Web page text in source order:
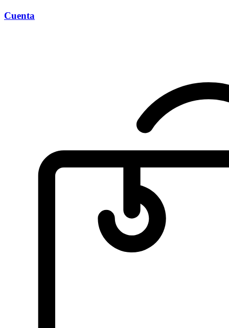
Cuenta